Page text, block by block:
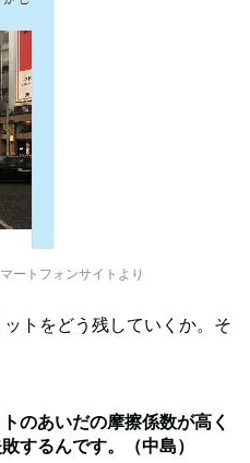
ートフォンサイトより
ットをどう残していくか。そ
のあいだの摩擦係数が高く
するんです。（中島）